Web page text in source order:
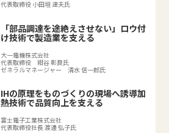
代表取締役 小田垣 達夫氏
「部品調達を途絶えさせない」ロウ付
け技術で製造業を支える
大一電機株式会社
代表取締役 紺谷 彰良氏
ゼネラルマネージャー 清水 信一郎氏
IHの原理をものづくりの現場へ誘導加
熱技術で品質向上を支える
富士電子工業株式会社
代表取締役社長 渡邊 弘子氏